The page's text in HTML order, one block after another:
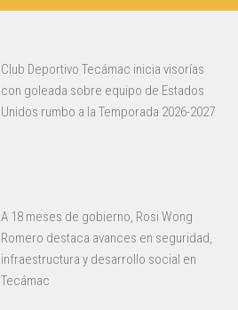
Club Deportivo Tecámac inicia visorías
con goleada sobre equipo de Estados
Unidos rumbo a la Temporada 2026-2027
A 18 meses de gobierno, Rosi Wong
Romero destaca avances en seguridad,
infraestructura y desarrollo social en
Tecámac